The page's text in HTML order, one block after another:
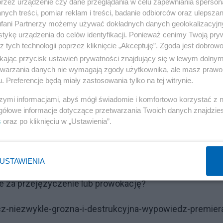
na rzecz zwalczania opozycji w Polsce może być
Polski.
miała miejsce prowokacja, konsekwencje dla Polski
Zewnętrzni wrogowie Polski raczej nie
im przez Panią Minister. Formuła „polskie obozy”
już chyba swoją siłę rażenia. Czy czas na
europejscy i niemieccy mocodawcy) użyje tego
z opozycją.
tytuł notki. Jeśli Minister Edukacji może bez żadnych
czas się obawiać, że przypomnienie w następną
za przejęzyczenie lub prowokację?
grozna-i-destrukcyjna-wypowiedz-
treści, pomiar reklam i treści, badanie odbiorców oraz
Partnerzy możemy używać dokładnych danych
urządzenia do celów identyfikacji. Ponieważ cenimy Twoją
tych technologii poprzez kliknięcie „Akceptuję”. Zgoda jest
przycisk ustawień prywatności znajdujący się w lewym
danych nie wymagają zgody użytkownika, ale masz
Preferencje będą miały zastosowania tylko na tej witrynie.
informacjami, abyś mógł świadomie i komfortowo korzystać z
informacje dotyczące przetwarzania Twoich danych
oraz po kliknięciu w „Ustawienia”.
USTAWIENIA